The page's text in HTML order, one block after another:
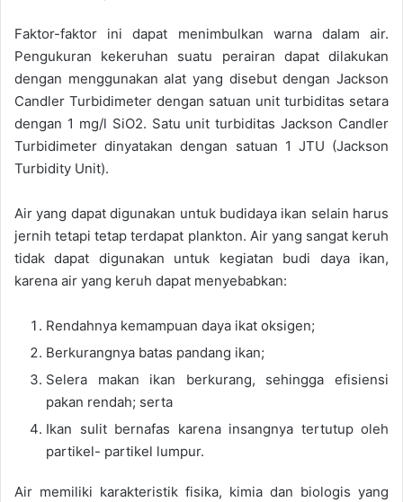
Faktor-faktor ini dapat menimbulkan warna dalam air.
Pengukuran kekeruhan suatu perairan dapat dilakukan
dengan menggunakan alat yang disebut dengan Jackson
Candler Turbidimeter dengan satuan unit turbiditas setara
dengan 1 mg/l SiO2. Satu unit turbiditas Jackson Candler
Turbidimeter dinyatakan dengan satuan 1 JTU (Jackson
Turbidity Unit).
Air yang dapat digunakan untuk budidaya ikan selain harus
jernih tetapi tetap terdapat plankton. Air yang sangat keruh
tidak dapat digunakan untuk kegiatan budi daya ikan,
karena air yang keruh dapat menyebabkan:
Rendahnya kemampuan daya ikat oksigen;
Berkurangnya batas pandang ikan;
Selera makan ikan berkurang, sehingga efisiensi
pakan rendah; serta
Ikan sulit bernafas karena insangnya tertutup oleh
partikel- partikel lumpur.
Air memiliki karakteristik fisika, kimia dan biologis yang